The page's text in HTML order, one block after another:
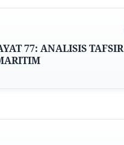
77: ANALISIS TAFSIR